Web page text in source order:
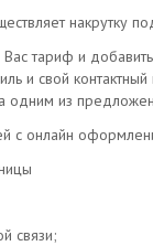
накрутку
тариф и
и свой
одним из
с онлайн
связи;